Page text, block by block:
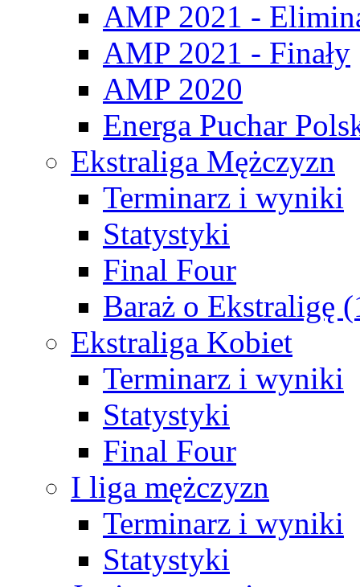
AMP 2021 -
AMP 2021 - Finały
AMP 2020
Energa Puchar
Ekstraliga Mężczyzn
Terminarz i wyniki
Statystyki
Final Four
Baraż o Ekstraligę
Ekstraliga Kobiet
Terminarz i wyniki
Statystyki
Final Four
I liga mężczyzn
Terminarz i wyniki
Statystyki